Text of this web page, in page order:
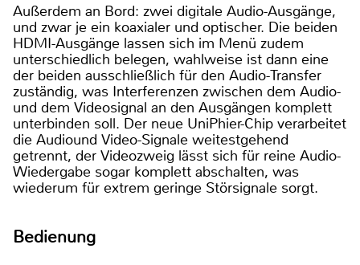
Außerdem an Bord: zwei digitale Audio-Ausgänge,
und zwar je ein koaxialer und optischer. Die beiden
HDMI-Ausgänge lassen sich im Menü zudem
unterschiedlich belegen, wahlweise ist dann eine
der beiden ausschließlich für den Audio-Transfer
zuständig, was Interferenzen zwischen dem Audio-
und dem Videosignal an den Ausgängen komplett
unterbinden soll. Der neue UniPhier-Chip verarbeitet
die Audiound Video-Signale weitestgehend
getrennt, der Videozweig lässt sich für reine Audio-
Wiedergabe sogar komplett abschalten, was
wiederum für extrem geringe Störsignale sorgt.
Bedienung